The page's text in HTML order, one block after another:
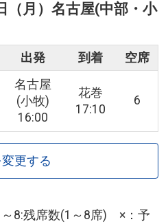
月） 名古屋(中部・小
出発 到着 空席
名古屋
(小牧)
16:00
花巻
17:10
6
更する
8:残席数(1～8席) ×：予